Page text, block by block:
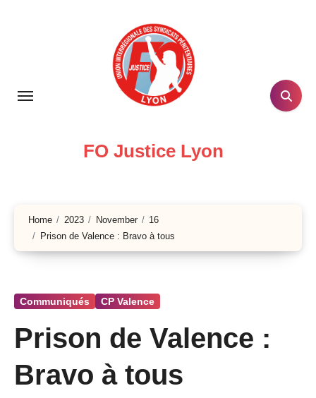
FO Justice Lyon
Home 2023 November
16
Prison de Valence : Bravo à tous
Communiqués CP Valence
Prison de Valence :
Bravo à tous